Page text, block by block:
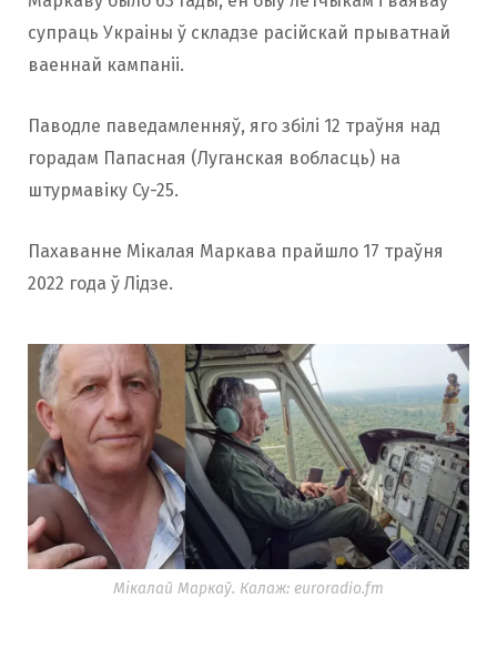
супраць Украіны ў складзе расійскай прыватнай
ваеннай кампаніі.
Паводле паведамленняў, яго збілі 12 траўня над
горадам Папасная (Луганская вобласць) на
штурмавіку Су-25.
Пахаванне Мікалая Маркава прайшло 17 траўня
2022 года ў Лідзе.
Мікалай Маркаў. Калаж: euroradio.fm